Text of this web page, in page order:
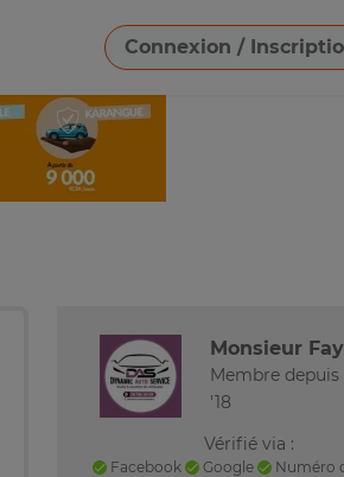
Connexion /
Télécharger une image
Monsieur
Membre depuis
'18
Vérifié via :
Facebook Google Numéro